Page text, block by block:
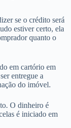
se o crédito será
estiver certo, ela
quanto o
em cartório em
entregue a
do imóvel.
O dinheiro é
é iniciado em